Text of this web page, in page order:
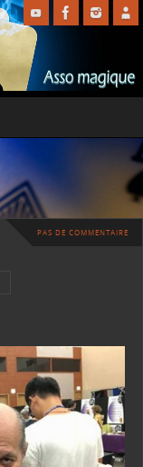
PAS DE COMMENTAIRE